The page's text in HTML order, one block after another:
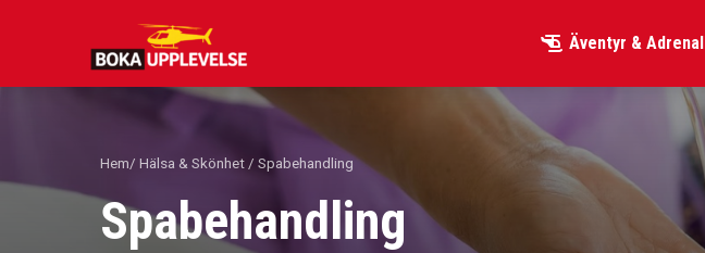
Äventyr &
Hem/ Hälsa & Skönhet / Spabehandling
Spabehandling